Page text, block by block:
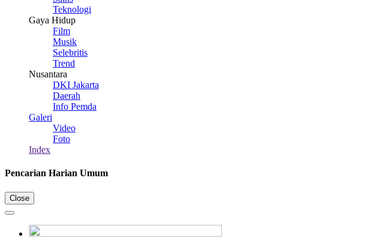
Teknologi
Gaya Hidup
Film
Musik
Selebritis
Trend
Nusantara
DKI Jakarta
Daerah
Info Pemda
Galeri
Video
Foto
Index
Pencarian Harian Umum
Close